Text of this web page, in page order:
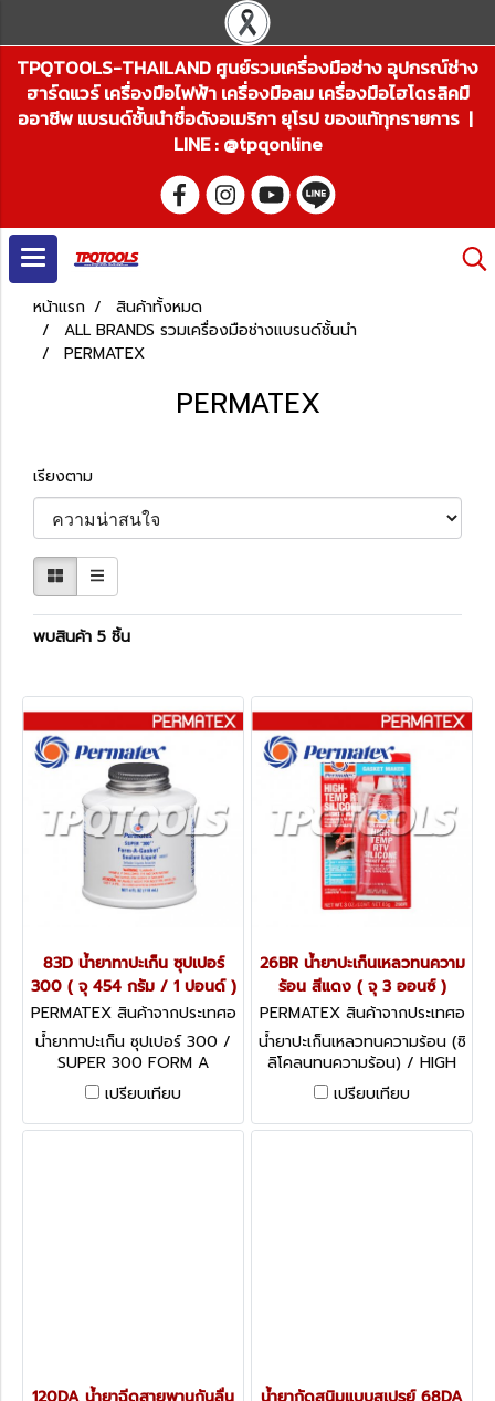
TPQTOOLS-THAILAND ศูนย์รวมเครื่องมือช่าง อุปกรณ์ช่าง
ฮาร์ดแวร์ เครื่องมือไฟฟ้า เครื่องมือลม เครื่องมือไฮโดรลิคมื
ออาชีพ แบรนด์ชั้นนำชื่อดังอเมริกา ยุโรป ของแท้ทุกรายการ |
LINE : @tpqonline
หน้าแรก
สินค้าทั้งหมด
ALL BRANDS รวมเครื่องมือช่างแบรนด์ชั้นนำ
PERMATEX
PERMATEX
เรียงตาม
พบสินค้า 5 ชิ้น
83D น้ำยาทาปะเก็น ซุปเปอร์
300 ( จุ 454 กรัม / 1 ปอนด์ )
PERMATEX สินค้าจากประเทศอ
เมริกา 83D
น้ำยาทาปะเก็น ซุปเปอร์ 300 /
SUPER 300 FORM A
GASKET SEALANT จุ 454
กรัม / 1 ปอนด์ ( จำนวน 50
กป.ขึ้นไป กรุณาสอบถามราคา
เปรียบเทียบ
26BR น้ำยาปะเก็นเหลวทนความ
ร้อน สีแดง ( จุ 3 ออนซ์ )
PERMATEX สินค้าจากประเทศอ
เมริกา 26BR
น้ำยาปะเก็นเหลวทนความร้อน (ซิ
ลิโคลนทนความร้อน) / HIGH
TEMP SILICONE RTV
GASKET สีแดง จุ 3 OZ.
เปรียบเทียบ